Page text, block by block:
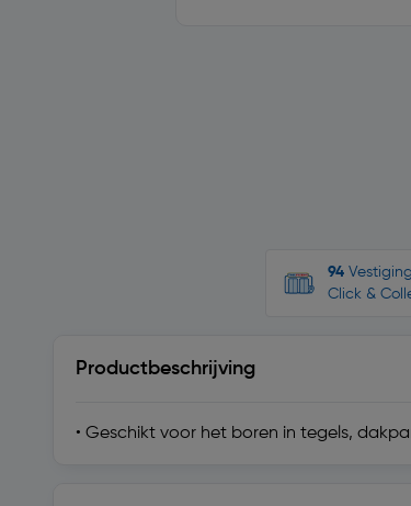
94
Click &
Productbeschrijving
• Geschikt voor het boren in tegels,